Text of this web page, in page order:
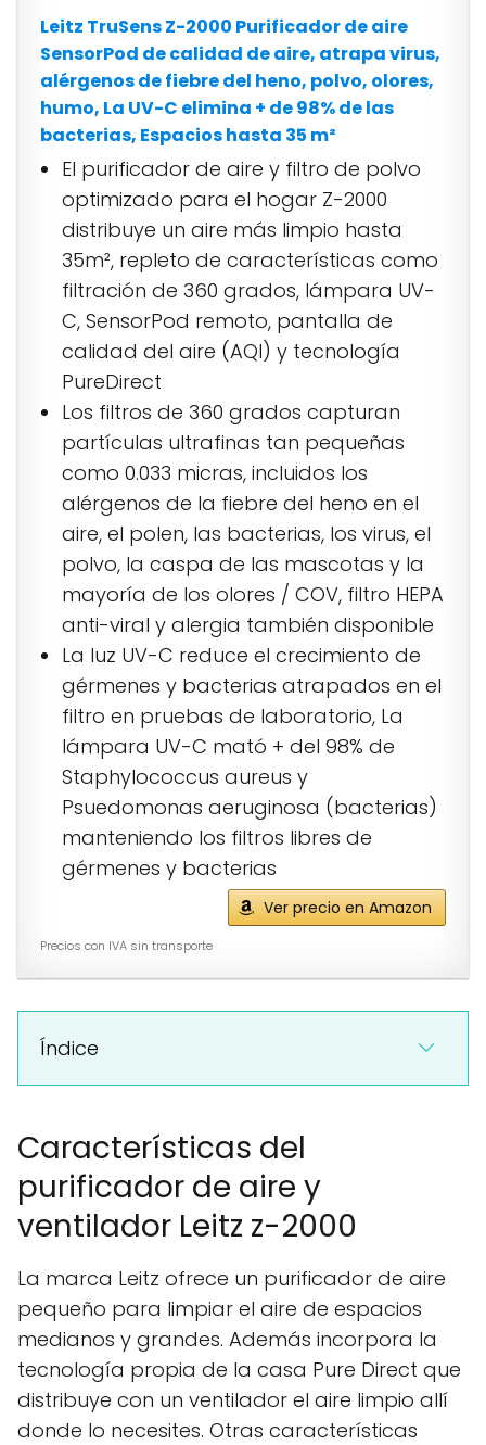
Leitz TruSens Z-2000 Purificador de aire
SensorPod de calidad de aire, atrapa virus,
alérgenos de fiebre del heno, polvo, olores,
humo, La UV-C elimina + de 98% de las
bacterias, Espacios hasta 35 m²
El purificador de aire y filtro de polvo
optimizado para el hogar Z-2000
distribuye un aire más limpio hasta
35m², repleto de características como
filtración de 360 ​​grados, lámpara UV-
C, SensorPod remoto, pantalla de
calidad del aire (AQI) y tecnología
PureDirect
Los filtros de 360 ​​grados capturan
partículas ultrafinas tan pequeñas
como 0.033 micras, incluidos los
alérgenos de la fiebre del heno en el
aire, el polen, las bacterias, los virus, el
polvo, la caspa de las mascotas y la
mayoría de los olores / COV, filtro HEPA
anti-viral y alergia también disponible
La luz UV-C reduce el crecimiento de
gérmenes y bacterias atrapados en el
filtro en pruebas de laboratorio, La
lámpara UV-C mató + del 98% de
Staphylococcus aureus y
Psuedomonas aeruginosa (bacterias)
manteniendo los filtros libres de
gérmenes y bacterias
Ver precio en Amazon
Precios con IVA sin transporte
Índice
Características del
purificador de aire y
ventilador Leitz z-2000
La marca Leitz ofrece un purificador de aire
pequeño para limpiar el aire de espacios
medianos y grandes. Además incorpora la
tecnología propia de la casa Pure Direct que
distribuye con un ventilador el aire limpio allí
donde lo necesites. Otras características